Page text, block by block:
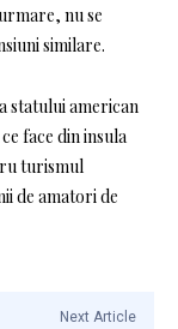
nu se
similare.
statului american
face din insula
turismul
de amatori de
Next Article